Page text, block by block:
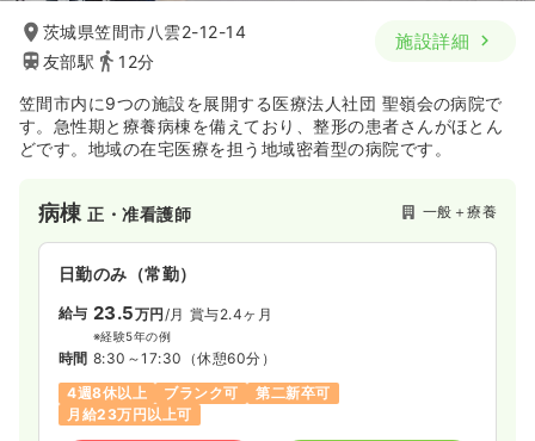
茨城県笠間市八雲2-12-14
友部駅
12分
施設詳細
笠間市内に9つの施設を展開する医療法人社団 聖嶺会の病院で
す。急性期と療養病棟を備えており、整形の患者さんがほとん
どです。地域の在宅医療を担う地域密着型の病院です。
病棟正・准看護師 一般＋療養
日勤のみ（常勤）
給与 23.5万円 /月 賞与2.4ヶ月
※経験5年の例
時間 8:30～17:30 （休憩60分）
4週8休以上
ブランク可
第二新卒可
月給23万円以上可